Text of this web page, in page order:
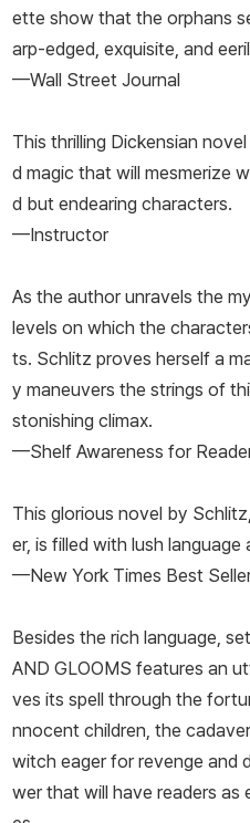
ette show that the orphans
arp-edged, exquisite, and
—Wall Street Journal
This thrilling Dickensian
d magic that will mesmerize
d but endearing characters.
—Instructor
As the author unravels the
levels on which the
ts. Schlitz proves herself a
y maneuvers the strings of
stonishing climax.
—Shelf Awareness for
This glorious novel by
er, is filled with lush
—New York Times Best
Besides the rich language,
AND GLOOMS features an
ves its spell through the
nnocent children, the
witch eager for revenge and
wer that will have readers as